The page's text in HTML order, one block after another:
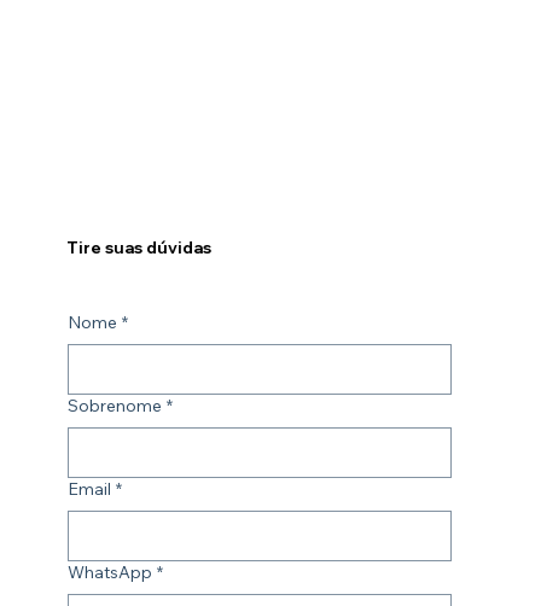
Tire suas dúvidas
Nome *
Sobrenome *
Email *
WhatsApp *